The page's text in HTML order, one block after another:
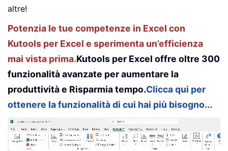
altre!
Potenzia le tue competenze in Excel con
Kutools per Excel e sperimenta un’efficienza
mai vista prima.Kutools per Excel offre oltre 300
funzionalità avanzate per aumentare la
produttività e Risparmia tempo.Clicca qui per
ottenere la funzionalità di cui hai più bisogno...